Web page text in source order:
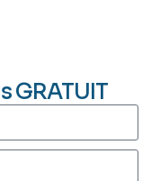
GRATUIT